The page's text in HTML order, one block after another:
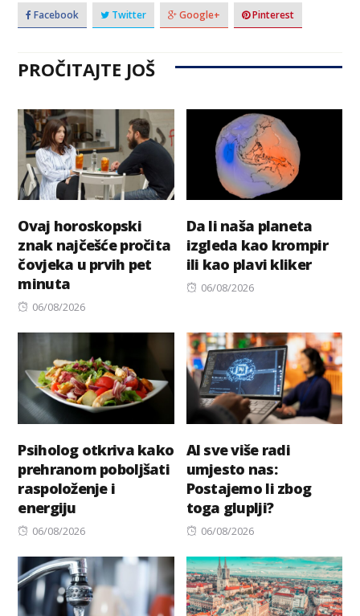
Facebook Twitter Google+ Pinterest
PROČITAJTE JOŠ
Ovaj horoskopski
znak najčešće pročita
čovjeka u prvih pet
minuta
Posted
06/08/2026
Da li naša planeta
izgleda kao krompir
ili kao plavi kliker
Posted
06/08/2026
Psiholog otkriva kako
prehranom poboljšati
raspoloženje i
energiju
Posted
06/08/2026
AI sve više radi
umjesto nas:
Postajemo li zbog
toga gluplji?
Posted
06/08/2026